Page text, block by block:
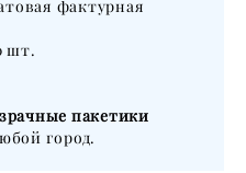
фактурная
шт.
пакетики
город.